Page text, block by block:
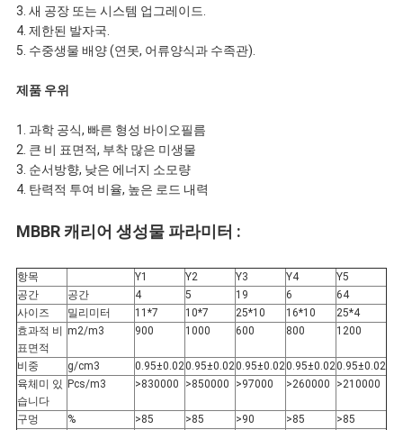
이
트
맵
개
보
보
호
정
3. 새 공장 또는 시스템 업그레이드.
4. 제한된 발자국.
5. 수중생물 배양 (연못, 어류양식과 수족관).
제품 우위
1. 과학 공식, 빠른 형성 바이오필름
2. 큰 비 표면적, 부착 많은 미생물
3. 순서방향, 낮은 에너지 소모량
4. 탄력적 투여 비율, 높은 로드 내력
MBBR 캐리어 생성물 파라미터 :
항목 Y1 Y2 Y3 Y4
Y5
공간
공간 4 5 19 6
64
사이즈
밀리미터 11*7 10*7 25*10 16*10
25*4
효과적 비
표면적
m2/m3 900 1000 600 800 1200
비중 g/cm3 0.95±0.020.95±0.020.95±0.020.95±0.020.95±0.02
육체미 있
습니다
Pcs/m3 >830000 >850000 >97000 >260000 >210000
구멍 % >85 >85 >90 >85
>85